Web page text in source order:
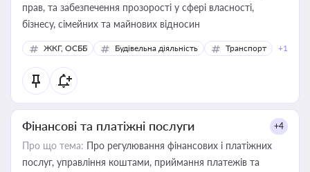
прав, та забезпечення прозорості у сфері власності,
бізнесу, сімейних та майнових відносин
ЖКГ, ОСББ Будівельна діяльність Транспорт +1
Фінансові та платіжні послуги +4
Про що тема: Про регулювання фінансових і платіжних
послуг, управління коштами, приймання платежів та